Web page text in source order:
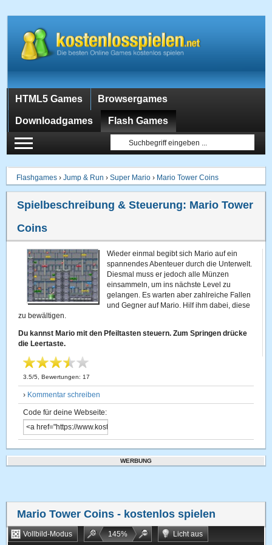
HTML5 Games Browsergames
Downloadgames Flash Games
Flashgames ›Jump & Run ›Super Mario › Mario Tower Coins
Spielbeschreibung & Steuerung: Mario Tower
Coins
Wieder einmal begibt sich Mario auf ein
spannendes Abenteuer durch die Unterwelt.
Diesmal muss er jedoch alle Münzen
einsammeln, um ins nächste Level zu
gelangen. Es warten aber zahlreiche Fallen
und Gegner auf Mario. Hilf ihm dabei, diese
zu bewältigen.
Du kannst Mario mit den Pfeiltasten steuern. Zum Springen drücke
die Leertaste.
3.5/5 , Bewertungen: 17
› Kommentar schreiben
Code für deine Webseite:
WERBUNG
Mario Tower Coins - kostenlos spielen
Vollbild-Modus 145%
Licht aus